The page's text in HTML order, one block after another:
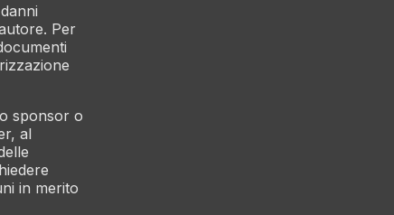
Per
sponsor o
al
in merito